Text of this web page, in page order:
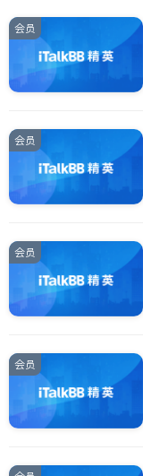
Oshawa
Port
会员
会员
会员
会员